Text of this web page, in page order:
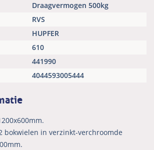
Draagvermogen 500kg
RVS
HUPFER
610
441990
4044593005444
bokwielen in verzinkt-verchroomde